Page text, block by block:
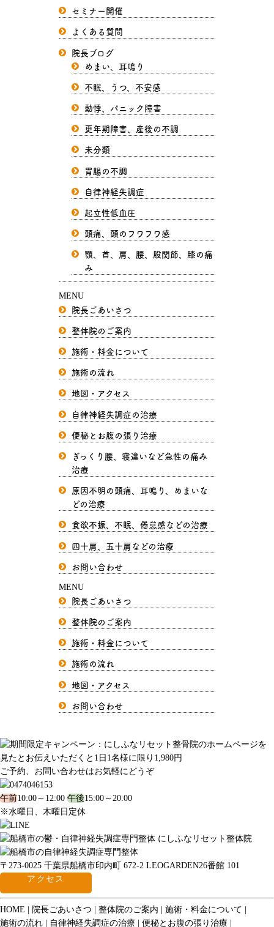
セミナー開催
よくある質問
院長ブログ
めまい、耳鳴り
不眠、うつ、不安感
動悸、パニック障害
更年期障害、産後の不調
未分類
胃腸の不調
自律神経失調症
起立性低血圧
頭痛、頭のフワフワ感
顎、首、肩、腰、股関節、膝の痛
み
MENU
院長ごあいさつ
整体院のご案内
施術・料金について
施術の流れ
地図・アクセス
自律神経失調症の治療
便秘とお腹の張り治療
ぎっくり腰、寝違いなど急性の痛み
治療
原因不明の頭痛、耳鳴り、めまいな
どの治療
食欲不振、不眠、倦怠感などの治療
四十肩、五十肩などの治療
お問い合わせ
MENU
院長ごあいさつ
整体院のご案内
施術・料金について
施術の流れ
地図・アクセス
お問い合わせ
ご予約、お問い合わせはお気軽にどうぞ
午前10:00～12:00 午後15:00～20:00
※水曜日、木曜日定休
〒273-0025 千葉県船橋市印内町 672-2 LEOGARDEN26番館 101
アクセス
HOME 院長ごあいさつ 整体院のご案内
施術・料金について
施術の流れ
自律神経失調症の治療 便秘とお腹の張り治療